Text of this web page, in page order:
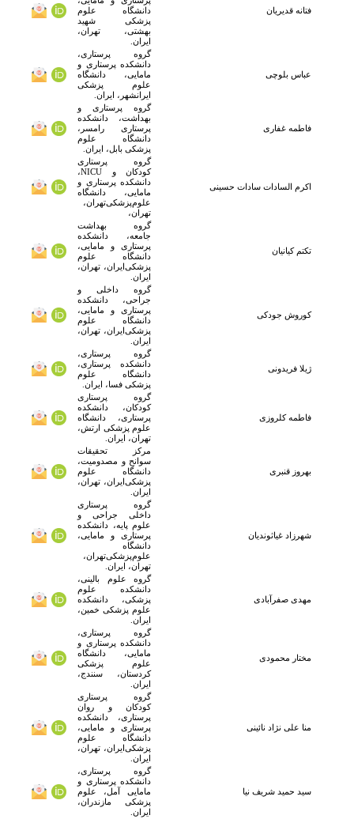
فتانه قدیریان
دانشگاه علوم
پزشکی شهید
بهشتی، تهران،
ایران.
عباس بلوچی
گروه پرستاری،
دانشکده پرستاری و
مامایی، دانشگاه
علوم پزشکی
‌ایرانشهر، ایران.
فاطمه غفاری
گروه پرستاری و
بهداشت، دانشکده
پرستاری رامسر،
دانشگاه علوم
پزشکی بابل، ایران.
اکرم السادات سادات حسینی
گروه پرستاری
کودکان و NICU،
دانشکده پرستاری و
مامایی، دانشگاه
علوم‌پزشکی‌تهران،
تهران،
تکتم کیانیان
گروه بهداشت
جامعه، دانشکده
پرستاری و مامایی،
دانشگاه علوم
پزشکی‌ایران، تهران،
ایران.
کوروش جودکی
گروه داخلی و
جراحی، دانشکده
پرستاری و مامایی،
دانشگاه علوم
پزشکی‌ایران، تهران،
ایران.
ژیلا فریدونی
گروه پرستاری،
دانشکده پرستاری،
دانشگاه علوم
پزشکی فسا، ایران.
فاطمه کلروزی
گروه پرستاری
کودکان، دانشکده
پرستاری، دانشگاه
علوم پزشکی ارتش،
تهران، ایران.
بهروز قنبری
مرکز تحقیقات
سوانح و مصدومیت،
دانشگاه علوم
پزشکی‌ایران، تهران،
ایران.
شهرزاد غیاثوندیان
گروه پرستاری
داخلی جراحی و
علوم پایه، دانشکده
پرستاری و مامایی،
دانشگاه
علوم‌پزشکی‌تهران،
تهران، ایران.
مهدی صفرآبادی
گروه علوم بالینی،
دانشکده علوم
پزشکی، دانشکده
علوم پزشکی خمین،
ایران.
مختار محمودی
گروه پرستاری،
دانشکده پرستاری و
مامایی، دانشگاه
علوم پزشکی
کردستان، سنندج،
ایران.
منا علی نژاد نائینی
گروه پرستاری
کودکان و روان
پرستاری، دانشکده
پرستاری و مامایی،
دانشگاه علوم
پزشکی‌ایران، تهران،
ایران.
سید حمید شریف نیا
گروه پرستاری،
دانشکده پرستاری و
مامایی آمل، علوم
پزشکی مازندران،
ایران.